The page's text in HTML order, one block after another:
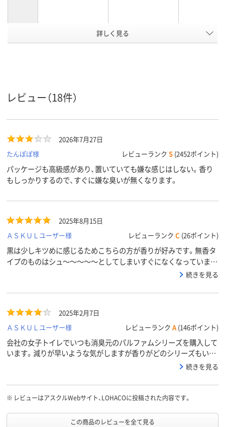
トイレ用 トイレ用
詳しく見る
レビュー（18件）
2026年7月27日
たんぽぽ様
レビューランク S (2452ポイント)
パッケージも高級感があり、置いていても嫌な感じはしない。香り
もしっかりするので、すぐに嫌な臭いが無くなります。
2025年8月15日
ＡＳＫＵＬユーザー様
レビューランク C (26ポイント)
黒は少しキツめに感じるためこちらの方が香りが好みです。無香タ
イプのものはシュ～～～～～としてしまいすぐになくなっていまし
たが、便器にシュ 空間にシュくらいで十分なのでとてもコスパが
続きを見る
2025年2月7日
ＡＳＫＵＬユーザー様
レビューランク A (146ポイント)
会社の女子トイレでいつも消臭元のパルファムシリーズを購入して
います。減りが早いような気がしますが香りがどのシリーズもいい
ので季節ごとに限定の香りがあるといいなーって思います。続きを見る
※ レビューはアスクルWebサイト、LOHACOに投稿された内容です。
この商品のレビューを全て見る